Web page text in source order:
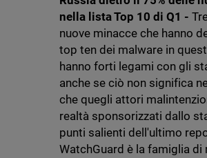
nella lista Top 10 di Q1 -
nuove minacce che hanno
top ten dei malware in
hanno forti legami con gli
anche se ciò non significa
che quegli attori
realtà sponsorizzati dallo
punti salienti dell'ultimo
WatchGuard è la famiglia di